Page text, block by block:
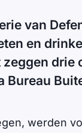
van
en
werden